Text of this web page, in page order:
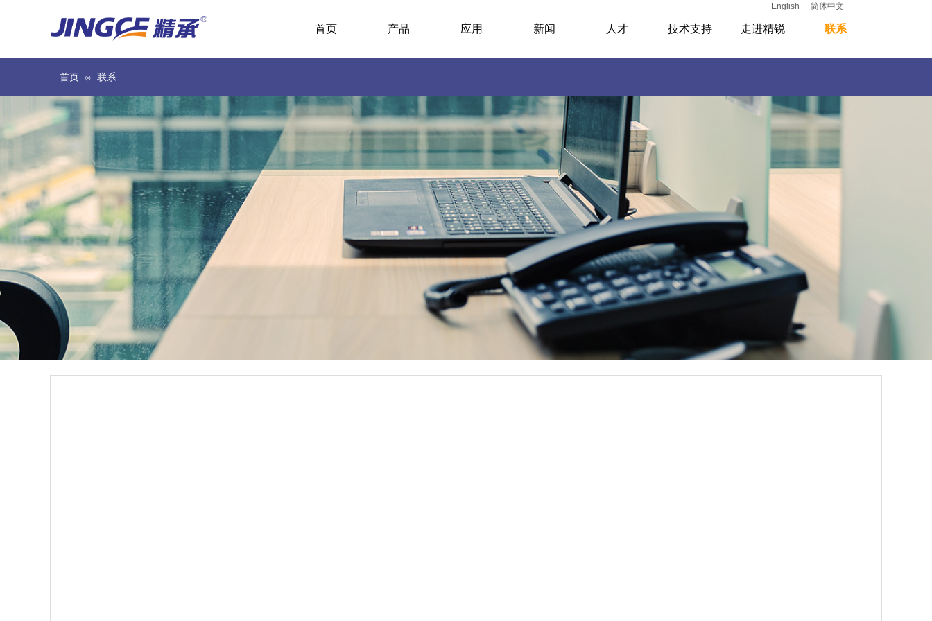
首页 产品 应用 新闻 人才 技术支持 走进精锐 联系
English 简体中文
首页 ⊙ 联系